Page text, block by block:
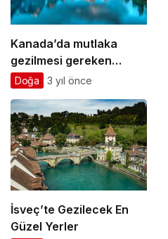
Kanada’da mutlaka
gezilmesi gereken
yerler listesi
Doğa 3 yıl önce
İsveç’te Gezilecek En
Güzel Yerler